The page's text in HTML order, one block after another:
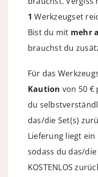
1 Werkzeugset
Bist du mit mehr
brauchst du
Für das
Kaution von 50 €
du
das/die Set(s)
Lieferung liegt
sodass du das/
KOSTENLOS